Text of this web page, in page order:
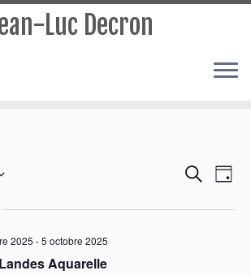
Luc Decron
Recherche
de
Jour
2025 -5 octobre 2025
Aquarelle